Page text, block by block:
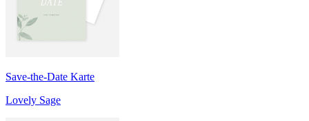
Save-the-Date Karte
Lovely Sage